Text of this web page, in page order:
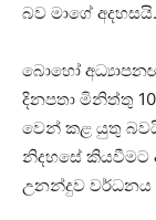
බව මාගේ අදහසයි.
බොහෝ
දිනපතා මිනිත්තු
වෙන් කළ යුතු
නිදහසේ කියවීමට
උනන්දුව වර්ධනය